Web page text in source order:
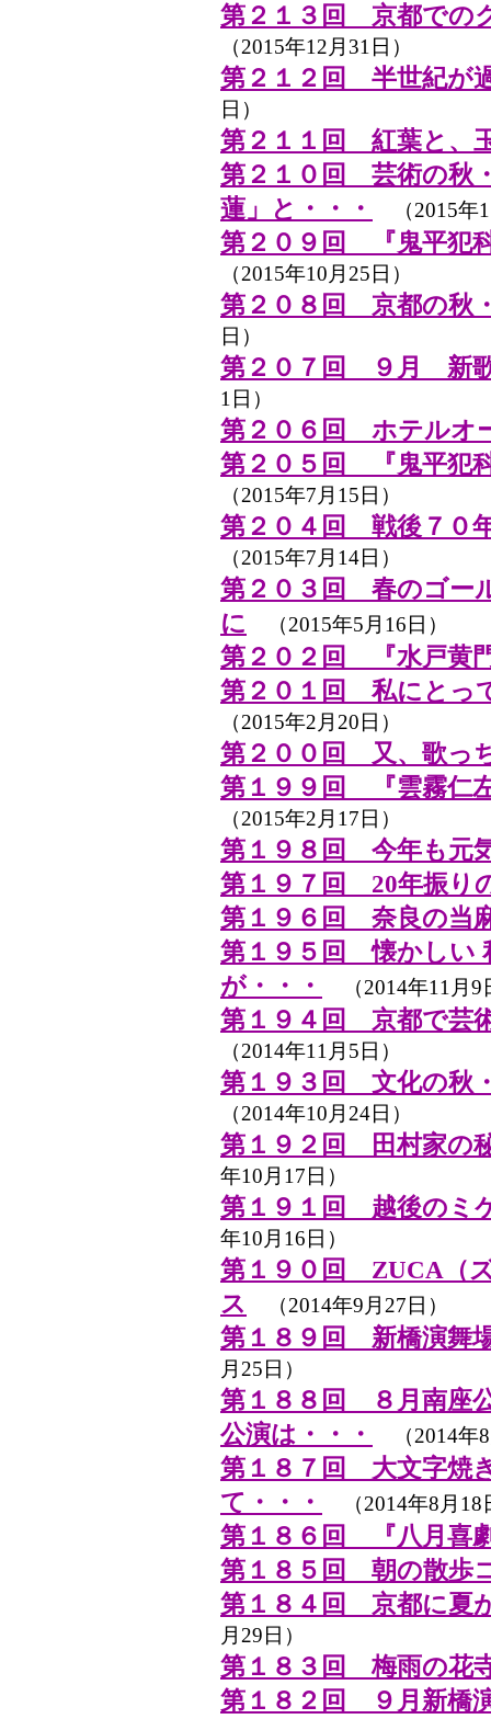
第２１３回 京都での
（2015年12月31日）
第２１２回 半世紀が
日）
第２１１回 紅葉と、
第２１０回 芸術の秋
蓮」と・・・
（2015年
第２０９回 『鬼平犯
（2015年10月25日）
第２０８回 京都の秋
日）
第２０７回 ９月 新
1日）
第２０６回 ホテルオ
第２０５回 『鬼平犯
（2015年7月15日）
第２０４回 戦後７０
（2015年7月14日）
第２０３回 春のゴー
に （2015年5月16日）
第２０２回 『水戸黄
第２０１回 私にとっ
（2015年2月20日）
第２００回 又、歌っ
第１９９回 『雲霧仁
（2015年2月17日）
第１９８回 今年も元
第１９７回 20年振り
第１９６回 奈良の当
第１９５回 懐かしい
が・・・
（2014年11月9
第１９４回 京都で芸
（2014年11月5日）
第１９３回 文化の秋
（2014年10月24日）
第１９２回 田村家の
年10月17日）
第１９１回 越後のミ
年10月16日）
第１９０回 ZUCA（
ス
（2014年9月27日）
第１８９回 新橋演舞
月25日）
第１８８回 ８月南座
公演は・・・
（2014年
第１８７回 大文字焼
て・・・
（2014年8月18
第１８６回 『八月喜
第１８５回 朝の散歩
第１８４回 京都に夏
月29日）
第１８３回 梅雨の花
第１８２回 ９月新橋